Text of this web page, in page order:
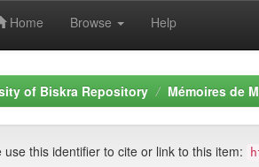
Home Browse Help
of Biskra Repository Mémoires de
use this identifier to cite or link to this item: